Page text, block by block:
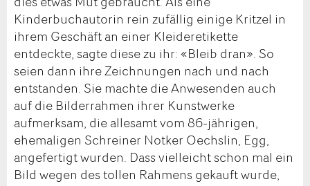
Kinderbuchautorin rein zufällig einige Kritzel in
ihrem Geschäft an einer Kleideretikette
entdeckte, sagte diese zu ihr: «Bleib dran». So
seien dann ihre Zeichnungen nach und nach
entstanden. Sie machte die Anwesenden auch
auf die Bilderrahmen ihrer Kunstwerke
aufmerksam, die allesamt vom 86-jährigen,
ehemaligen Schreiner Notker Oechslin, Egg,
angefertigt wurden. Dass vielleicht schon mal ein
Bild wegen des tollen Rahmens gekauft wurde,